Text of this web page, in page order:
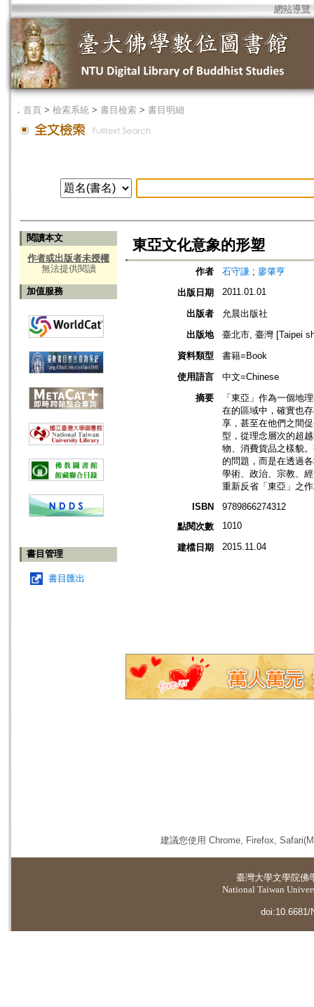
網站導覽
． 首頁 > 檢索系統 > 書目檢索 > 書目明細
閱讀本文
作者或出版者未授權
無法提供閱讀
加值服務
書目管理
書目匯出
東亞文化意象的形塑
作者 石守謙 ; 廖肇亨
出版日期
2011.01.01
出版者
允晨出版社
出版地
臺北市, 臺灣 [Taipei
資料類型
書籍=Book
使用語言
中文=Chinese
摘要
「東亞」作為一個地
在的區域中，確實也
享，甚至在他們之間
型，從理念層次的超
物、消費貨品之樣貌
的問題，而是在透過
學術、政治、宗教、
重新反省「東亞」之
ISBN
9789866274312
點閱次數
1010
建檔日期 2015.11.04
建議您使用 Chrome, Firefox,
臺灣大學文學院佛
National Taiwan
doi:10.6681/